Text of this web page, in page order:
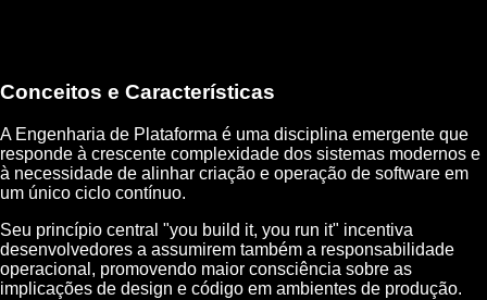
Conceitos e Características
A Engenharia de Plataforma é uma disciplina emergente que
responde à crescente complexidade dos sistemas modernos e
à necessidade de alinhar criação e operação de software em
um único ciclo contínuo.
Seu princípio central "you build it, you run it" incentiva
desenvolvedores a assumirem também a responsabilidade
operacional, promovendo maior consciência sobre as
implicações de design e código em ambientes de produção.